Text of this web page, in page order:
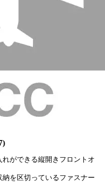
ができる縦開きフロントオ
を区切っているファスナー